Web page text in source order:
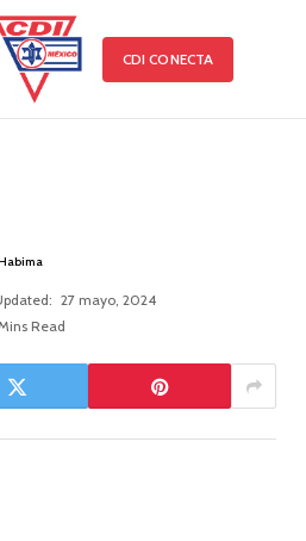
CDI CONECTA
27 mayo, 2024
Read